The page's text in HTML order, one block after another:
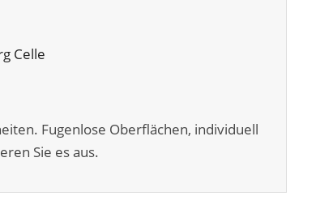
Fugenlose Oberflächen, individuell
Sie es aus.